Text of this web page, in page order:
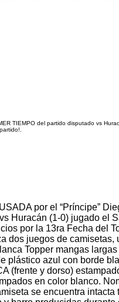
TIEMPO del partido disputado vs